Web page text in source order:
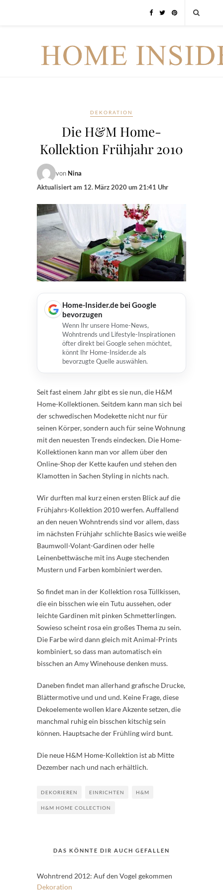
DEKORATION
Die H&M Home-
Kollektion Frühjahr 2010
von Nina
Aktualisiert am 12. März 2020 um 21:41 Uhr
Home-Insider.de bei Google
bevorzugen
Wenn Ihr unsere Home-News,
Wohntrends und Lifestyle-Inspirationen
öfter direkt bei Google sehen möchtet,
könnt Ihr Home-Insider.de als
bevorzugte Quelle auswählen.
Seit fast einem Jahr gibt es sie nun, die H&M
Home-Kollektionen. Seitdem kann man sich bei
der schwedischen Modekette nicht nur für
seinen Körper, sondern auch für seine Wohnung
mit den neuesten Trends eindecken. Die Home-
Kollektionen kann man vor allem über den
Online-Shop der Kette kaufen und stehen den
Klamotten in Sachen Styling in nichts nach.
Wir durften mal kurz einen ersten Blick auf die
Frühjahrs-Kollektion 2010 werfen. Auffallend
an den neuen Wohntrends sind vor allem, dass
im nächsten Frühjahr schlichte Basics wie weiße
Baumwoll-Volant-Gardinen oder helle
Leinenbettwäsche mit ins Auge stechenden
Mustern und Farben kombiniert werden.
So findet man in der Kollektion rosa Tüllkissen,
die ein bisschen wie ein Tutu aussehen, oder
leichte Gardinen mit pinken Schmetterlingen.
Sowieso scheint rosa ein großes Thema zu sein.
Die Farbe wird dann gleich mit Animal-Prints
kombiniert, so dass man automatisch ein
bisschen an Amy Winehouse denken muss.
Daneben findet man allerhand grafische Drucke,
Blättermotive und und und. Keine Frage, diese
Dekoelemente wollen klare Akzente setzen, die
manchmal ruhig ein bisschen kitschig sein
können. Hauptsache der Frühling wird bunt.
Die neue H&M Home-Kollektion ist ab Mitte
Dezember nach und nach erhältlich.
DEKORIEREN EINRICHTEN H&M
H&M HOME COLLECTION
DAS KÖNNTE DIR AUCH GEFALLEN
Wohntrend 2012: Auf den Vogel gekommen
Dekoration